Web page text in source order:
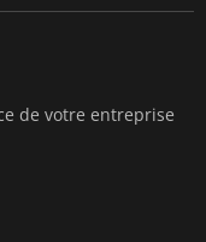
de votre entreprise